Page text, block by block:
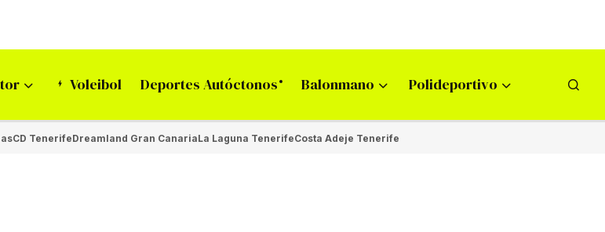
Voleibol Deportes Autóctonos Balonmano Polideportivo
CD TenerifeDreamland Gran CanariaLa Laguna TenerifeCosta Adeje Tenerife